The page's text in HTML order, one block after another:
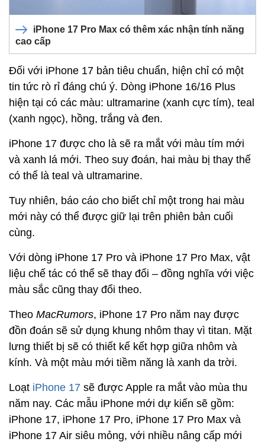
iPhone 17 Pro Max có thêm xác nhận tính năng
cao cấp
Đối với iPhone 17 bản tiêu chuẩn, hiện chỉ có một
tin tức rò rỉ đáng chú ý. Dòng iPhone 16/16 Plus
hiện tại có các màu: ultramarine (xanh cực tím), teal
(xanh ngọc), hồng, trắng và đen.
iPhone 17 được cho là sẽ ra mắt với màu tím mới
và xanh lá mới. Theo suy đoán, hai màu bị thay thế
có thể là teal và ultramarine.
Tuy nhiên, báo cáo cho biết chỉ một trong hai màu
mới này có thể được giữ lại trên phiên bản cuối
cùng.
Với dòng iPhone 17 Pro và iPhone 17 Pro Max, vật
liệu chế tác có thể sẽ thay đổi – đồng nghĩa với việc
màu sắc cũng thay đổi theo.
Theo MacRumors, iPhone 17 Pro năm nay được
đồn đoán sẽ sử dụng khung nhôm thay vì titan. Mặt
lưng thiết bị sẽ có thiết kế kết hợp giữa nhôm và
kính. Và một màu mới tiềm năng là xanh da trời.
Loạt iPhone 17 sẽ được Apple ra mắt vào mùa thu
năm nay. Các mẫu iPhone mới dự kiến sẽ gồm:
iPhone 17, iPhone 17 Pro, iPhone 17 Pro Max và
iPhone 17 Air siêu mỏng, với nhiều nâng cấp mới